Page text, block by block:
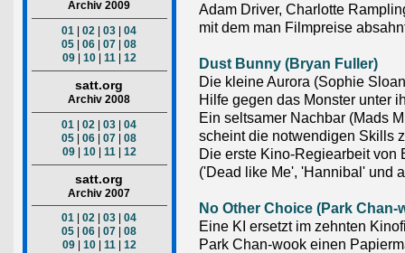
Archiv 2009
01 |02 |03 |04
05 |06 |07 |08
09 | 10 | 11 | 12
satt.org
Archiv 2008
01 |02 |03 |04
05 |06 |07 |08
09 | 10 | 11 | 12
satt.org
Archiv 2007
01 |02 |03 |04
05 |06 |07 |08
09
10 11 12
Adam Driver, Charlotte
mit dem man Filmpreise
Dust Bunny (Bryan Fuller)
Die kleine Aurora (Sophie
Hilfe gegen das Monster unter
Ein seltsamer Nachbar (Mads
scheint die notwendigen Skills
Die erste Kino-Regiearbeit von
('Dead like Me', 'Hannibal' und
No Other Choice (Park Chan-
Eine KI ersetzt im zehnten
Park Chan-wook einen